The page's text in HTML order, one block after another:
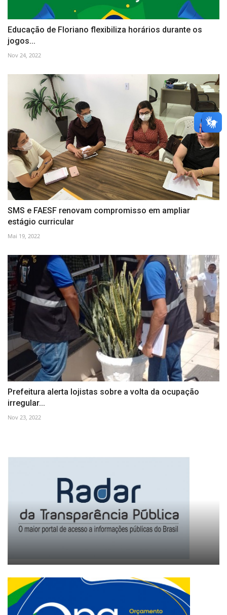
Educação de Floriano flexibiliza horários durante os
jogos...
Nov 24, 2022
SMS e FAESF renovam compromisso em ampliar
estágio curricular
Mai 19, 2022
Prefeitura alerta lojistas sobre a volta da ocupação
irregular...
Nov 23, 2022